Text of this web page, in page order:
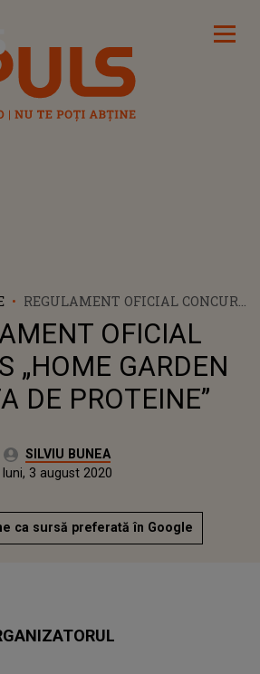
REGULAMENT OFICIAL CONCURS
„HOME GARDEN DOZA TA DE
PROTEINE”
OFICIAL
„HOME GARDEN
DE PROTEINE”
Autor:SILVIU BUNEA
Actualizat:
luni, 3 august 2020
ca sursă preferată în Google